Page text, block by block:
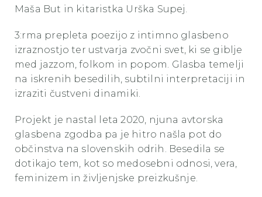
Maša But in kitaristka Urška Supej.
3:rma prepleta poezijo z intimno glasbeno
izraznostjo ter ustvarja zvočni svet, ki se giblje
med jazzom, folkom in popom. Glasba temelji
na iskrenih besedilih, subtilni interpretaciji in
izraziti čustveni dinamiki.
Projekt je nastal leta 2020, njuna avtorska
glasbena zgodba pa je hitro našla pot do
občinstva na slovenskih odrih. Besedila se
dotikajo tem, kot so medosebni odnosi, vera,
feminizem in življenjske preizkušnje.